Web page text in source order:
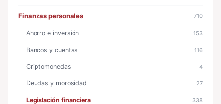
Finanzas personales 710
Ahorro e inversión 153
Bancos y cuentas 116
Criptomonedas 4
Deudas y morosidad 27
Legislación financiera 338